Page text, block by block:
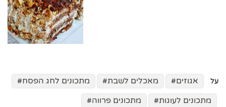
על אגוזים מאכלים לשבת
מתכונים לחג הפסח
מתכונים לעוגות
מתכונים פרווה